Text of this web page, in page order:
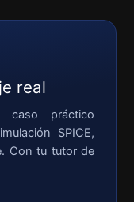
real
práctico
SPICE,
Con tu tutor de